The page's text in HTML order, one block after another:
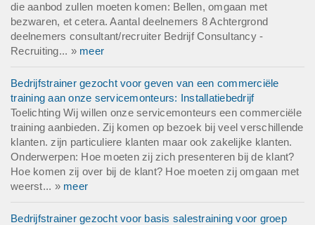
die aanbod zullen moeten komen: Bellen, omgaan met
bezwaren, et cetera. Aantal deelnemers 8 Achtergrond
deelnemers consultant/recruiter Bedrijf Consultancy -
Recruiting... » meer
Bedrijfstrainer gezocht voor geven van een commerciële
training aan onze servicemonteurs: Installatiebedrijf
Toelichting Wij willen onze servicemonteurs een commerciële
training aanbieden. Zij komen op bezoek bij veel verschillende
klanten. zijn particuliere klanten maar ook zakelijke klanten.
Onderwerpen: Hoe moeten zij zich presenteren bij de klant?
Hoe komen zij over bij de klant? Hoe moeten zij omgaan met
weerst... » meer
Bedrijfstrainer gezocht voor basis salestraining voor groep